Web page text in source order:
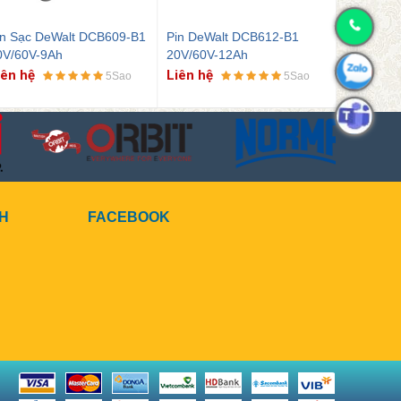
DeWalt DCB612-B1
60V-12Ah
hệ 5Sao
Pin Sạc DeWalt DCBP034-
KR 20V-1.7Ah
Liên hệ 5Sao
Pin Sạc
B1 20V-
Liên hệ
FACEBOOK